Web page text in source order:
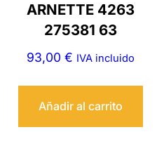
ARNETTE 4263
275381 63
93,00 € IVA incluido
Añadir al carrito